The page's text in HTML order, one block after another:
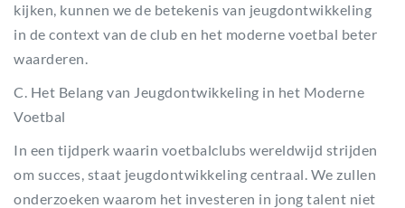
kijken, kunnen we de betekenis van jeugdontwikkeling
in de context van de club en het moderne voetbal beter
waarderen.
C. Het Belang van Jeugdontwikkeling in het Moderne
Voetbal
In een tijdperk waarin voetbalclubs wereldwijd strijden
om succes, staat jeugdontwikkeling centraal. We zullen
onderzoeken waarom het investeren in jong talent niet